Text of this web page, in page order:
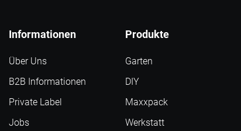
Produkte
Über Uns
Informationen
B2B Informationen
Jobs
Private Label
Garten
DIY
Maxxpack
Werkstatt